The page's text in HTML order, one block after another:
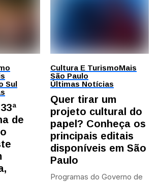
Sul
de
Cultura E TurismoMais
São Paulo
Últimas Notícias
Quer tirar um
projeto cultural do
papel? Conheça os
principais editais
disponíveis em São
Paulo
Programas do Governo de